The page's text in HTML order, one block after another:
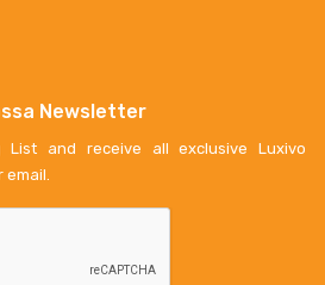
Newsletter
and receive all exclusive Luxivo